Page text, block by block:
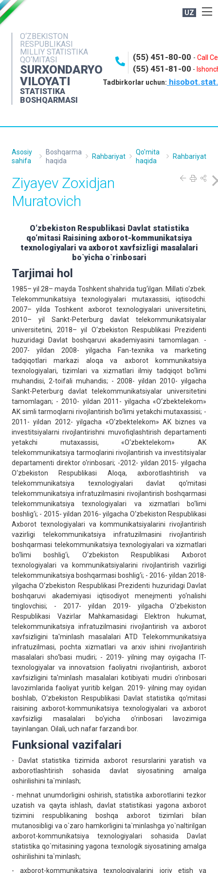
UZ
O‘ZBEKISTON
RESPUBLIKASI
MILLIY STATISTIKA
QO‘MITASI
SURXONDARYO
VILOYATI
STATISTIKA
BOSHQARMASI
(55) 451-80-00 -Call
(55) 451-81-00 -
Tadbirkorlar uchun:
OCHIQ MA'LUMOTLAR
NASHRLAR
INTERAKTIV XIZMATLAR
MATBUOT XIZMATI
Asosiy
sahifa
Boshqarma
haqida
Rahbariyat
Qo'mita
haqida
Rahbariyat
Ziyayev Zoxidjan
Muratovich
O‘zbekiston Respublikаsi Dаvlаt stаtistikа
qo‘mitаsi Rаisining axborot-kommunikatsiya
texnologiyalari va axborot xavfsizligi masalalari
bo`yicha o`rinbosari
Tarjimai hol
1985– yil 28– mayda Toshkent shahrida tug‘ilgan. Millati o‘zbek.
Telekommunikatsiya texnologiyalari mutaxassisi, iqtisodchi.
2007– yilda Toshkent axborot texnologiyalari universitetini,
2010– yil Sankt-Peterburg davlat telekommunikatsiyalar
universitetini, 2018– yil O‘zbekiston Respublikasi Prezidenti
huzuridagi Davlat boshqaruvi akademiyasini tamomlagan. -
2007- yildan 2008- yilgacha Fan-texnika va marketing
tadqiqotlari markazi aloqa va axborot kommunikatsiya
texnologiyalari, tizimlari va xizmatlari ilmiy tadqiqot bo‘limi
muhandisi, 2-toifali muhandis; - 2008- yildan 2010- yilgacha
Sankt-Peterburg davlat telekommunikatsiyalar universitetini
tamomlagan; - 2010- yildan 2011- yilgacha «O‘zbektelekom»
AK simli tarmoqlarni rivojlantirish bo‘limi yetakchi mutaxassisi; -
2011- yildan 2012- yilgacha «O‘zbektelekom» AK biznes va
investitsiyalarni rivojlantirishni muvofiqlashtirish departamenti
yetakchi mutaxassisi, «O‘zbektelekom» AK
telekommunikatsiya tarmoqlarini rivojlantirish va investitsiyalar
departamenti direktor o‘rinbosari; -2012- yildan 2015- yilgacha
O‘zbekiston Respublikasi Aloqa, axborotlashtirish va
telekommunikatsiya texnologiyalari davlat qo‘mitasi
telekommunikatsiya infratuzilmasini rivojlantirish boshqarmasi
telekommunikatsiya texnologiyalari va xizmatlari bo‘limi
boshlig‘i; - 2015- yildan 2016- yilgacha O‘zbekiston Respublikasi
Axborot texnologiyalari va kommunikatsiyalarini rivojlantirish
vazirligi telekommunikatsiya infratuzilmasini rivojlantirish
boshqarmasi telekommunikatsiya texnologiyalari va xizmatlari
bo‘limi boshlig‘i, O‘zbekiston Respublikasi Axborot
texnologiyalari va kommunikatsiyalarini rivojlantirish vazirligi
telekommunikatsiya boshqarmasi boshlig‘i; - 2016- yildan 2018-
yilgacha O‘zbekiston Respublikasi Prezidenti huzuridagi Davlat
boshqaruvi akademiyasi iqtisodiyot menejmenti yo‘nalishi
tinglovchisi; - 2017- yildan 2019- yilgacha O‘zbekiston
Respublikasi Vazirlar Mahkamasidagi Elektron hukumat,
telekommunikatsiya infratuzilmasini rivojlantirish va axborot
xavfsizligini ta'minlash masalalari ATD Telekommunikatsiya
infratuzilmasi, pochta xizmatlari va arxiv ishini rivojlantirish
masalalari sho‘basi mudiri; - 2019- yilning may oyigacha IT-
texnologiyalar va innovatsion faoliyatni rivojlantirish, axborot
xavfsizligini ta'minlash masalalari kotibiyati mudiri o‘rinbosari
lavozimlarida faoliyat yuritib kelgan. 2019- yilning may oyidan
boshlab, O‘zbekiston Respublikasi Davlat statistika qo‘mitasi
raisining axborot-kommunikatsiya texnologiyalari va axborot
xavfsizligi masalalari bo‘yicha o‘rinbosari lavozimiga
tayinlangan. Oilali, uch nafar farzandi bor.
Funksional vazifalari
- Davlat statistika tizimida axborot resurslarini yaratish va
axborotlashtirish sohasida davlat siyosatining amalga
oshirilishini ta`minlash;
- mehnat unumdorligini oshirish, statistika axborotlarini tezkor
uzatish va qayta ishlash, davlat statistikasi yagona axborot
tizimini respublikaning boshqa axborot tizimlari bilan
mutanosibligi va o`zaro hamkorligini ta`minlashga yo`naltirilgan
axborot-kommunikatsiya texnologiyalari sohasida Davlat
statistika qo`mitasining yagona texnologik siyosatining amalga
oshirilishini ta`minlash;
- axborot-kommunikatsiya texnologiyalarini joriy etish va